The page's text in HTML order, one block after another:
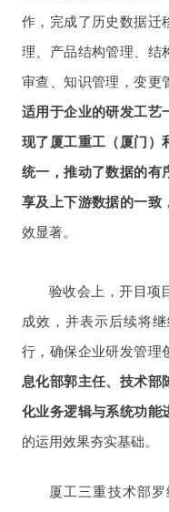
作，完成了历史数据迁
理、产品结构管理、结
审查、知识管理，变更
适用于企业的研发工艺
现了厦工重工（厦门）
统一，推动了数据的有
享及上下游数据的一致
效显著。
验收会上，开目项
成效，并表示后续将
行，确保企业研发管理
息化部郭主任、技术部
化业务逻辑与系统功能
的运用效果夯实基础。
厦工三重技术部